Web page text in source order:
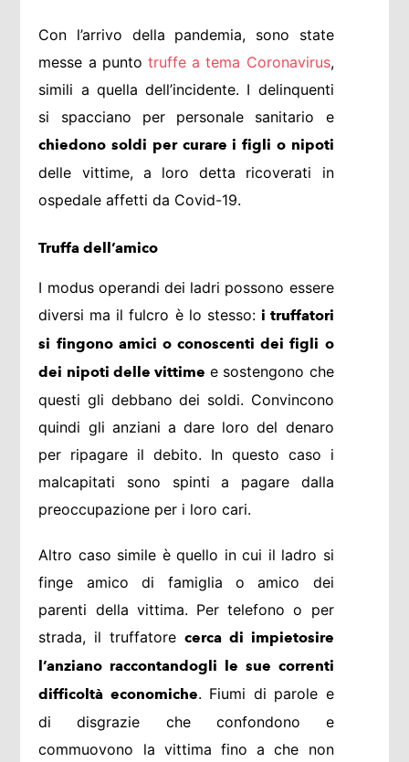
Con l’arrivo della pandemia, sono state
messe a punto truffe a tema Coronavirus,
simili a quella dell’incidente. I delinquenti
si spacciano per personale sanitario e
chiedono soldi per curare i figli o nipoti
delle vittime, a loro detta ricoverati in
ospedale affetti da Covid-19.
Truffa dell’amico
I modus operandi dei ladri possono essere
diversi ma il fulcro è lo stesso: i truffatori
si fingono amici o conoscenti dei figli o
dei nipoti delle vittime e sostengono che
questi gli debbano dei soldi. Convincono
quindi gli anziani a dare loro del denaro
per ripagare il debito. In questo caso i
malcapitati sono spinti a pagare dalla
preoccupazione per i loro cari.
Altro caso simile è quello in cui il ladro si
finge amico di famiglia o amico dei
parenti della vittima. Per telefono o per
strada, il truffatore cerca di impietosire
l’anziano raccontandogli le sue correnti
difficoltà economiche. Fiumi di parole e
di disgrazie che confondono e
commuovono la vittima fino a che non